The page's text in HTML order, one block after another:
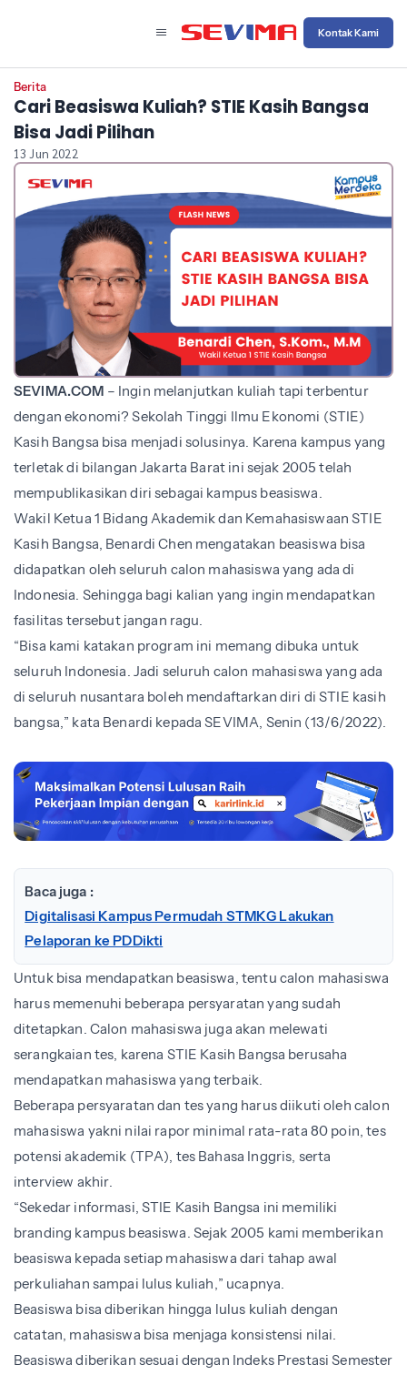
Kontak Kami
Berita
Cari Beasiswa Kuliah? STIE Kasih Bangsa
Bisa Jadi Pilihan
13 Jun 2022
SEVIMA.COM – Ingin melanjutkan kuliah tapi terbentur
dengan ekonomi? Sekolah Tinggi Ilmu Ekonomi (STIE)
Kasih Bangsa bisa menjadi solusinya. Karena kampus yang
terletak di bilangan Jakarta Barat ini sejak 2005 telah
mempublikasikan diri sebagai kampus beasiswa.
Wakil Ketua 1 Bidang Akademik dan Kemahasiswaan STIE
Kasih Bangsa, Benardi Chen mengatakan beasiswa bisa
didapatkan oleh seluruh calon mahasiswa yang ada di
Indonesia. Sehingga bagi kalian yang ingin mendapatkan
fasilitas tersebut jangan ragu.
“Bisa kami katakan program ini memang dibuka untuk
seluruh Indonesia. Jadi seluruh calon mahasiswa yang ada
di seluruh nusantara boleh mendaftarkan diri di STIE kasih
bangsa,” kata Benardi kepada SEVIMA, Senin (13/6/2022).
Baca juga :
Digitalisasi Kampus Permudah STMKG Lakukan
Pelaporan ke PDDikti
Untuk bisa mendapatkan beasiswa, tentu calon mahasiswa
harus memenuhi beberapa persyaratan yang sudah
ditetapkan. Calon mahasiswa juga akan melewati
serangkaian tes, karena STIE Kasih Bangsa berusaha
mendapatkan mahasiswa yang terbaik.
Beberapa persyaratan dan tes yang harus diikuti oleh calon
mahasiswa yakni nilai rapor minimal rata-rata 80 poin, tes
potensi akademik (TPA), tes Bahasa Inggris, serta
interview akhir.
“Sekedar informasi, STIE Kasih Bangsa ini memiliki
branding kampus beasiswa. Sejak 2005 kami memberikan
beasiswa kepada setiap mahasiswa dari tahap awal
perkuliahan sampai lulus kuliah,” ucapnya.
Beasiswa bisa diberikan hingga lulus kuliah dengan
catatan, mahasiswa bisa menjaga konsistensi nilai.
Beasiswa diberikan sesuai dengan Indeks Prestasi Semester